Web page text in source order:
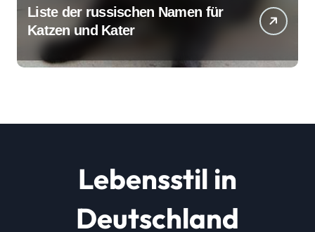
Liste der russischen Namen für
Katzen und Kater
Lebensstil in
Deutschland